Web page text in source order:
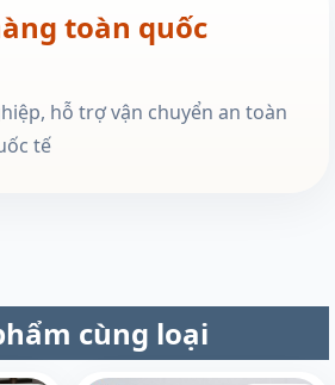
toàn quốc
hỗ trợ vận chuyển an toàn
tế
cùng loại